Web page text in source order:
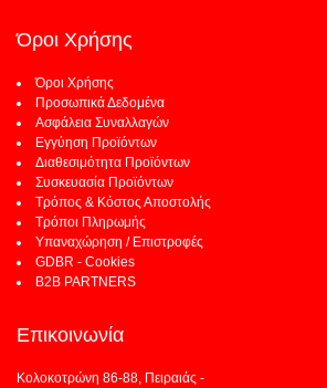
Όροι Χρήσης
Όροι Χρήσης
Προσωπικά Δεδομένα
Ασφάλεια Συναλλαγών
Εγγύηση Προϊόντων
Διαθεσιμότητα Προϊόντων
Συσκευασία Προϊόντων
Τρόπος & Κόστος Αποστολής
Τρόποι Πληρωμής
Υπαναχώρηση / Επιστροφές
GDBR - Cookies
B2B PARTNERS
Επικοινωνία
Κολοκοτρώνη 86-88, Πειραιάς -